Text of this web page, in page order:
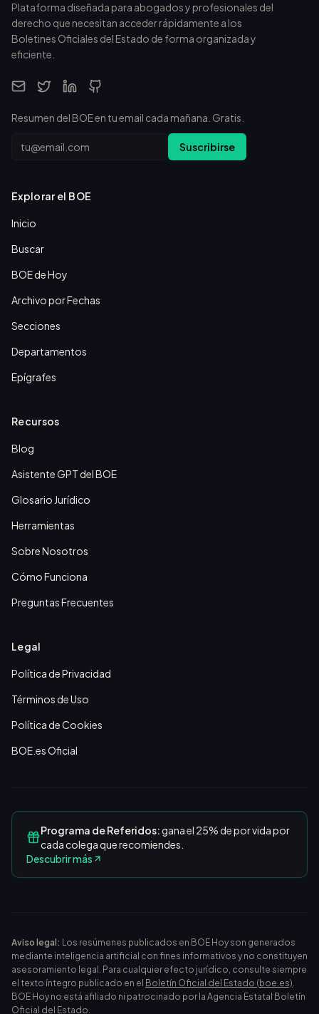
Plataforma diseñada para abogados y profesionales del
derecho que necesitan acceder rápidamente a los
Boletines Oficiales del Estado de forma organizada y
eficiente.
Resumen del BOE en tu email cada mañana. Gratis.
Email Suscribirse
Explorar el BOE
Inicio
Buscar
BOE de Hoy
Archivo por Fechas
Secciones
Departamentos
Epígrafes
Recursos
Blog
Asistente GPT del BOE
Glosario Jurídico
Herramientas
Sobre Nosotros
Cómo Funciona
Preguntas Frecuentes
Legal
Política de Privacidad
Términos de Uso
Política de Cookies
BOE.es Oficial
Programa de Referidos:gana el 25% de por vida por
cada colega que recomiendes.
Descubrir más
Aviso legal: Los resúmenes publicados en BOE Hoy son generados
mediante inteligencia artificial con fines informativos y no constituyen
asesoramiento legal. Para cualquier efecto jurídico, consulte siempre
el texto íntegro publicado en el Boletín Oficial del Estado (boe.es).
BOE Hoy no está afiliado ni patrocinado por la Agencia Estatal Boletín
Oficial del Estado.